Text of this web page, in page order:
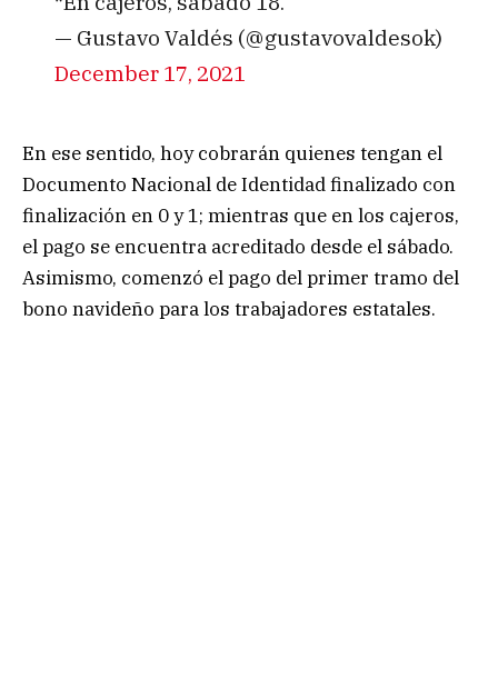
— Gustavo Valdés (@gustavovaldesok)
December 17, 2021
En ese sentido, hoy cobrarán quienes tengan el
Documento Nacional de Identidad finalizado con
finalización en 0 y 1; mientras que en los cajeros,
el pago se encuentra acreditado desde el sábado.
Asimismo, comenzó el pago del primer tramo del
bono navideño para los trabajadores estatales.